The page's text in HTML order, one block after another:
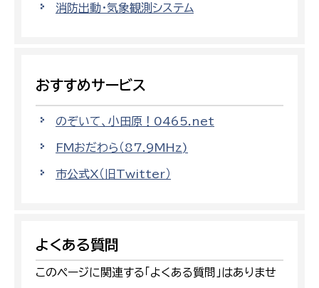
消防出動・気象観測システム
おすすめサービス
のぞいて、小田原！0465.net
FMおだわら（87.9MHz)
市公式X（旧Twitter）
よくある質問
このページに関連する「よくある質問」はありませ